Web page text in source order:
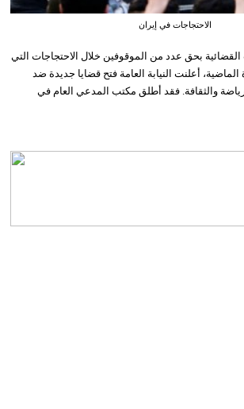
الاحتجاجات في إيران
القضائية بحق عدد من الموقوفين خلال الاحتجاجات التي
أعلنت النيابة العامة فتح قضايا جديدة ضد
والثقافة. فقد أطلق مكتب المدعي العام في